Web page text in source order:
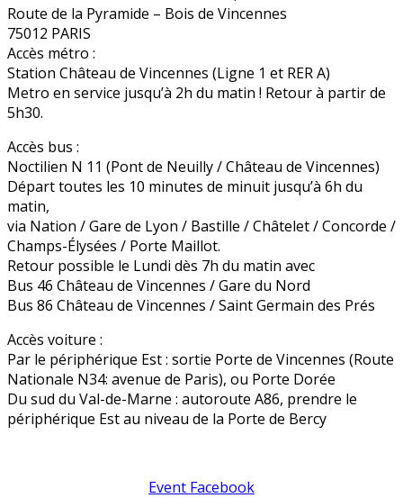
Route de la Pyramide – Bois de Vincennes
75012 PARIS
Accès métro :
Station Château de Vincennes (Ligne 1 et RER A)
Metro en service jusqu’à 2h du matin ! Retour à partir de
5h30.
Accès bus :
Noctilien N 11 (Pont de Neuilly / Château de Vincennes)
Départ toutes les 10 minutes de minuit jusqu’à 6h du
matin,
via Nation / Gare de Lyon / Bastille / Châtelet / Concorde /
Champs-Élysées / Porte Maillot.
Retour possible le Lundi dès 7h du matin avec
Bus 46 Château de Vincennes / Gare du Nord
Bus 86 Château de Vincennes / Saint Germain des Prés
Accès voiture :
Par le périphérique Est : sortie Porte de Vincennes (Route
Nationale N34: avenue de Paris), ou Porte Dorée
Du sud du Val-de-Marne : autoroute A86, prendre le
périphérique Est au niveau de la Porte de Bercy
Event Facebook